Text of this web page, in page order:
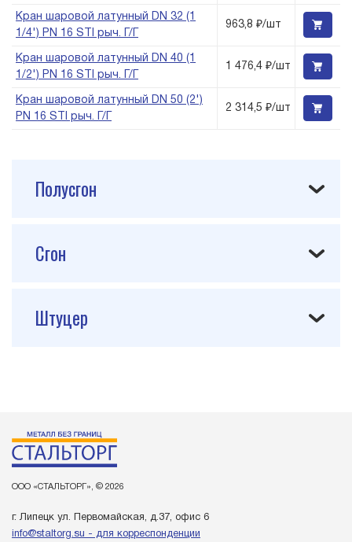
Кран шаровой латунный DN 32 (1
1/4') PN 16 STI рыч. Г/Г
963,8 ₽/шт
Кран шаровой латунный DN 40 (1
1/2') PN 16 STI рыч. Г/Г
1 476,4 ₽/шт
Кран шаровой латунный DN 50 (2')
PN 16 STI рыч. Г/Г
2 314,5 ₽/шт
Полусгон
Сгон
Штуцер
ООО «СТАЛЬТОРГ», © 2026
г. Липецк ул. Первомайская, д.37, офис 6
info@staltorg.su - для корреспонденции